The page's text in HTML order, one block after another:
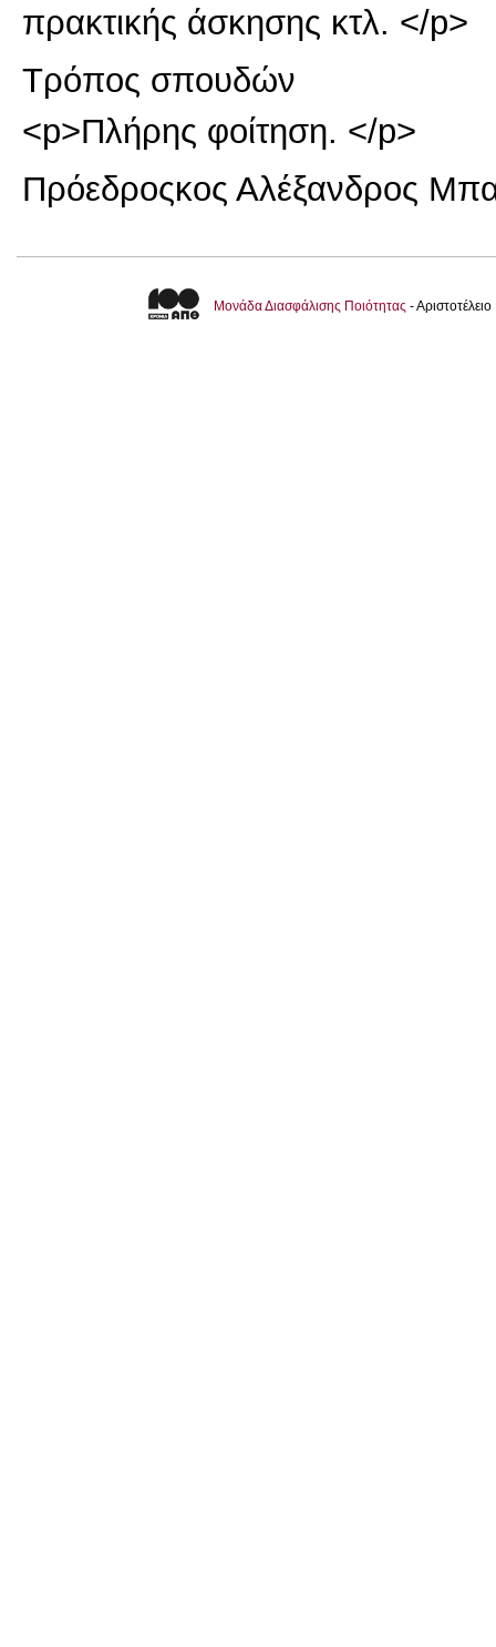
πρακτικής άσκησης κτλ. </p>
Τρόπος σπουδών
<p>Πλήρης φοίτηση. </p>
Πρόεδροςκος Αλέξανδρος
Μονάδα Διασφάλισης Ποιότητας -